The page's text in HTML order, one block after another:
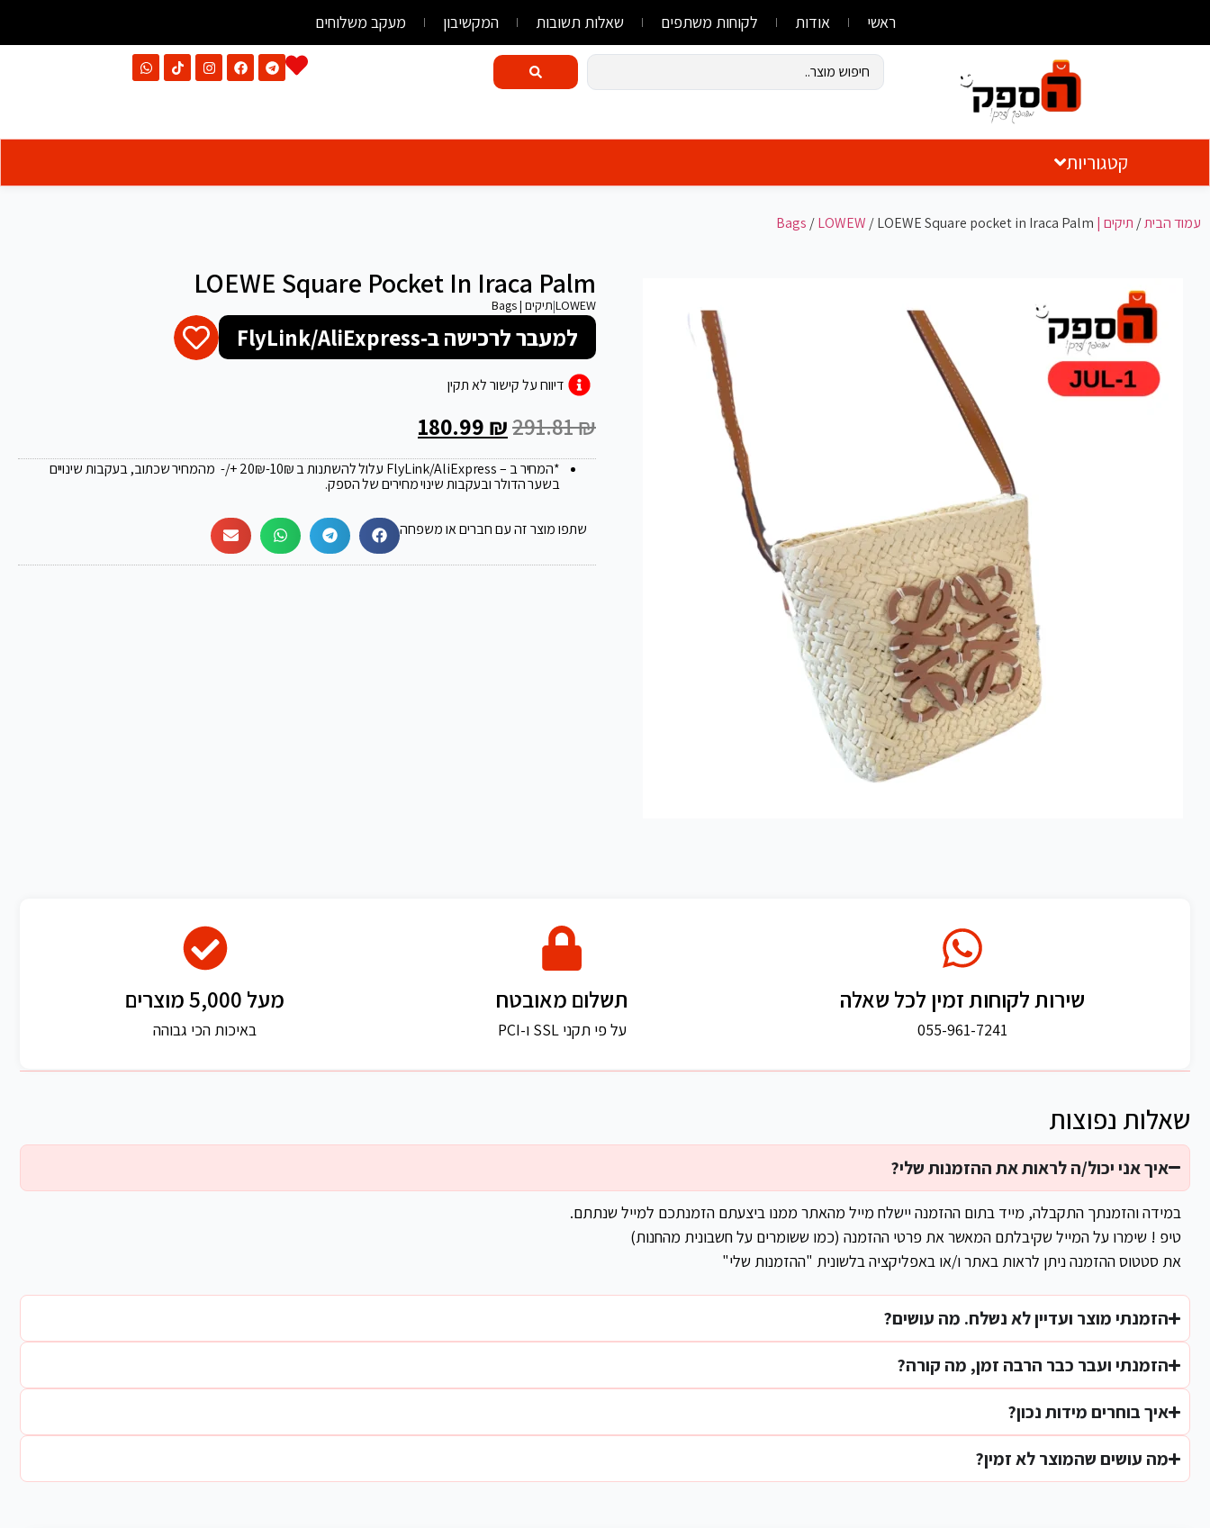
ראשי אודות לקוחות משתפים שאלות תשובות המקשיבון מעקב משלוחים
קטגוריות
עמוד הבית/ תיקים | Bags /LOWEW / LOEWE Square pocket in Iraca Palm
LOEWE Square Pocket In Iraca Palm
LOWEW
|תיקים | Bags
למעבר לרכישה ב-FlyLink/AliExpress
דיווח על קישור לא תקין
291.81₪
180.99 ₪
*המחיר ב – FlyLink/AliExpress עלול להשתנות ב 20 ₪
-10₪ +/- מהמחיר שכתוב, בעקבות שינויים
בשער הדולר ובעקבות שינוי מחירים של הספק.
שתפו מוצר זה עם חברים או משפחה
איך אני יכול/ה לראות את ההזמנות שלי?
במידה והזמנתך התקבלה, מייד בתום ההזמנה יישלח מייל מהאתר ממנו ביצעתם הזמנתכם למייל שנתתם.
טיפ ! שימרו על המייל שקיבלתם המאשר את פרטי ההזמנה (כמו ששומרים על חשבונית מהחנות)
את סטטוס ההזמנה ניתן לראות באתר ו/או באפליקציה בלשונית "ההזמנות שלי"
הזמנתי מוצר ועדיין לא נשלח. מה עושים?
הזמנתי ועבר כבר הרבה זמן, מה קורה?
איך בוחרים מידות נכון?
מה עושים שהמוצר לא זמין?
שאלות נפוצות
מעל 5,000 מוצרים
באיכות הכי גבוהה
תשלום מאובטח
על פי תקני SSL ו-PCI
שירות לקוחות זמין לכל שאלה
055-961-7241